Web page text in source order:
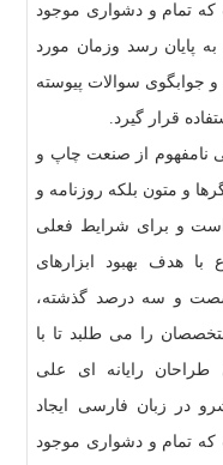
تمام و دشواری موجود
پایان رسد وزمان مورد
جوابگوی سوالات پیوسته
قرار گیرد.
نامفهوم از صنعت چاپ و
و متون بلکه روزنامه و
و برای شرایط فعلی
با هدف بهبود ابزارهای
شصت و سه درصد گذشته،
را می طلبد تا با
طراحان رایانه ای علی
در زبان فارسی ایجاد
تمام و دشواری موجود